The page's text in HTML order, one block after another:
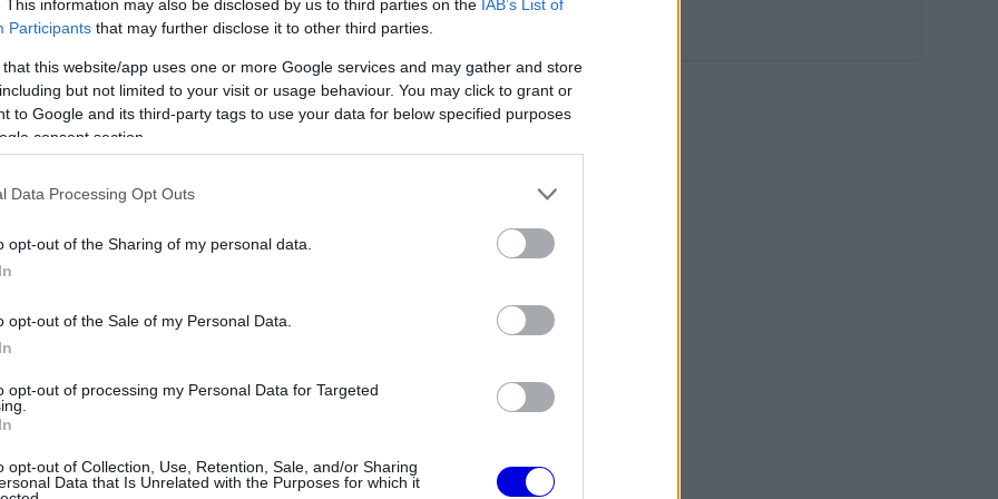
This information may also be disclosed by us to third parties on the IAB’s List of
Participants that may further disclose it to other third parties.
that this website/app uses one or more Google services and may gather and store
but not limited to your visit or usage behaviour. You may click to grant or
to Google and its third-party tags to use your data for below specified purposes
consent section.
Data Processing Opt Outs
opt-out of the Sharing of my personal data.
opt-out of the Sale of my Personal Data.
opt-out of processing my Personal Data for Targeted
opt-out of Collection, Use, Retention, Sale, and/or Sharing
Data that Is Unrelated with the Purposes for which it
miatt.
okok miatt nem
Helmut
az Aston Martintól a
folytatásért